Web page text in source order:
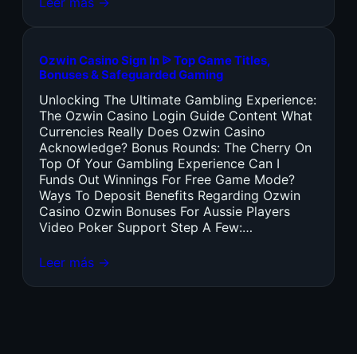
Ozwin Casino Sign In ᐉ Top Game Titles,
Bonuses & Safeguarded Gaming
Unlocking The Ultimate Gambling Experience:
The Ozwin Casino Login Guide Content What
Currencies Really Does Ozwin Casino
Acknowledge? Bonus Rounds: The Cherry On
Top Of Your Gambling Experience Can I
Funds Out Winnings For Free Game Mode?
Ways To Deposit Benefits Regarding Ozwin
Casino Ozwin Bonuses For Aussie Players
Video Poker Support Step A Few:…
Leer más →